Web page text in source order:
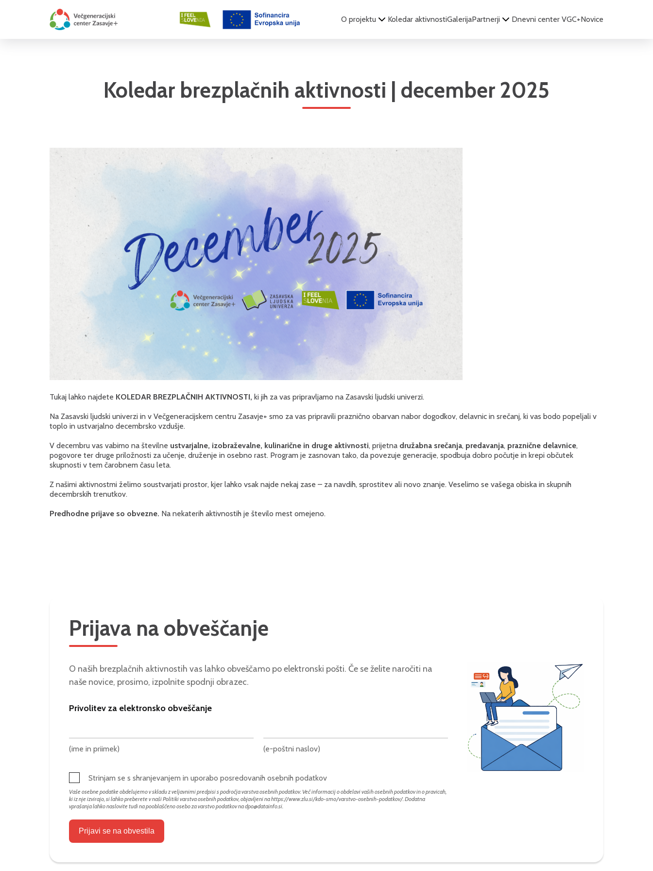
O projektu Koledar aktivnostiGalerijaPartnerji Dnevni center VGC+Novice
Koledar brezplačnih aktivnosti | december 2025
Tukaj lahko najdete KOLEDAR BREZPLAČNIH AKTIVNOSTI, ki jih za vas pripravljamo na Zasavski ljudski univerzi.
Na Zasavski ljudski univerzi in v Večgeneracijskem centru Zasavje+ smo za vas pripravili praznično obarvan nabor dogodkov, delavnic in srečanj, ki vas bodo popeljali v
toplo in ustvarjalno decembrsko vzdušje.
V decembru vas vabimo na številne ustvarjalne, izobraževalne, kulinarične in druge aktivnosti, prijetna družabna srečanja, predavanja, praznične delavnice,
pogovore ter druge priložnosti za učenje, druženje in osebno rast. Program je zasnovan tako, da povezuje generacije, spodbuja dobro počutje in krepi občutek
skupnosti v tem čarobnem času leta.
Z našimi aktivnostmi želimo soustvarjati prostor, kjer lahko vsak najde nekaj zase – za navdih, sprostitev ali novo znanje. Veselimo se vašega obiska in skupnih
decembrskih trenutkov.
Predhodne prijave so obvezne. Na nekaterih aktivnostih je število mest omejeno.
Prijava na obveščanje
O naših brezplačnih aktivnostih vas lahko obveščamo po elektronski pošti. Če se želite naročiti na
naše novice, prosimo, izpolnite spodnji obrazec.
Privolitev za elektronsko obveščanje
(ime in priimek) (e-poštni naslov)
Strinjam se s shranjevanjem in uporabo posredovanih osebnih podatkov
Vaše osebne podatke obdelujemo v skladu z veljavnimi predpisi s področja varstva osebnih podatkov. Več informacij o obdelavi vaših osebnih podatkov in o pravicah,
ki iz nje izvirajo, si lahko preberete v naši Politiki varstva osebnih podatkov, objavljeni nahttps://www.zlu.si/kdo-smo/varstvo-osebnih-podatkov/. Dodatna
vprašanja lahko naslovite tudi na pooblaščeno osebo za varstvo podatkov nadpo@datainfo.si.
Prijavi se na obvestila